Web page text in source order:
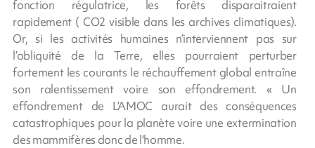
fonction régulatrice, les forêts disparaitraient
rapidement ( CO2 visible dans les archives climatiques).
Or, si les activités humaines n’interviennent pas sur
l’obliquité de la Terre, elles pourraient perturber
fortement les courants le réchauffement global entraîne
son ralentissement voire son effondrement. « Un
effondrement de L’AMOC aurait des conséquences
catastrophiques pour la planète voire une extermination
des mammifères donc de l'homme.